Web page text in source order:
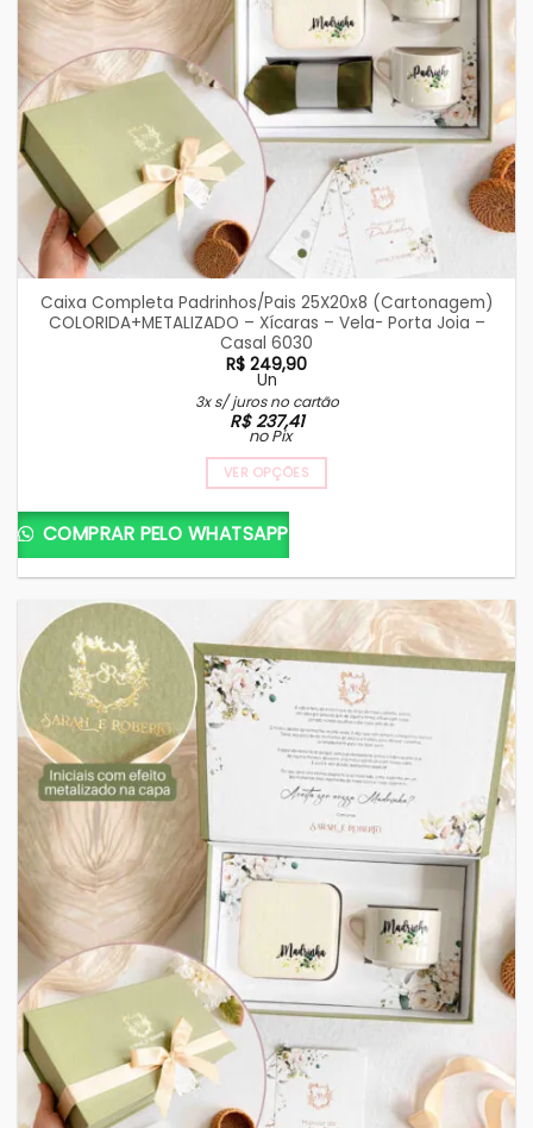
Caixa Completa Padrinhos/Pais 25X20x8 (Cartonagem)
COLORIDA+METALIZADO – Xícaras – Vela- Porta Joia –
Casal 6030
R$ 249,90
Un
3x s/ juros no cartão
R$237,41
no Pix
VER OPÇÕES
COMPRAR PELO WHATSAPP